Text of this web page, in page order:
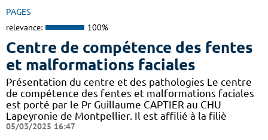
PAGES
relevance: 100%
Centre de compétence des fentes
et malformations faciales
Présentation du centre et des pathologies Le centre
de compétence des fentes et malformations faciales
est porté par le Pr Guillaume CAPTIER au CHU
Lapeyronie de Montpellier. Il est affilié à la filiè
05/03/2025 16:47